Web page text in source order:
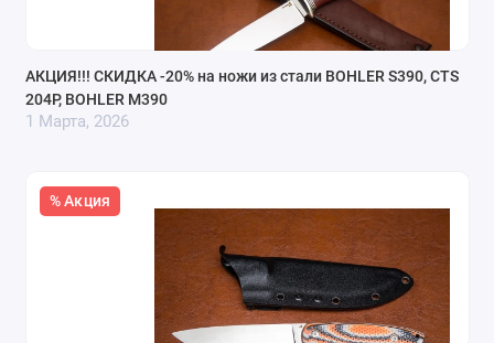
АКЦИЯ!!! СКИДКА -20% на ножи из стали BOHLER S390, CTS
204P, BOHLER M390
1 Марта, 2026
% Акция